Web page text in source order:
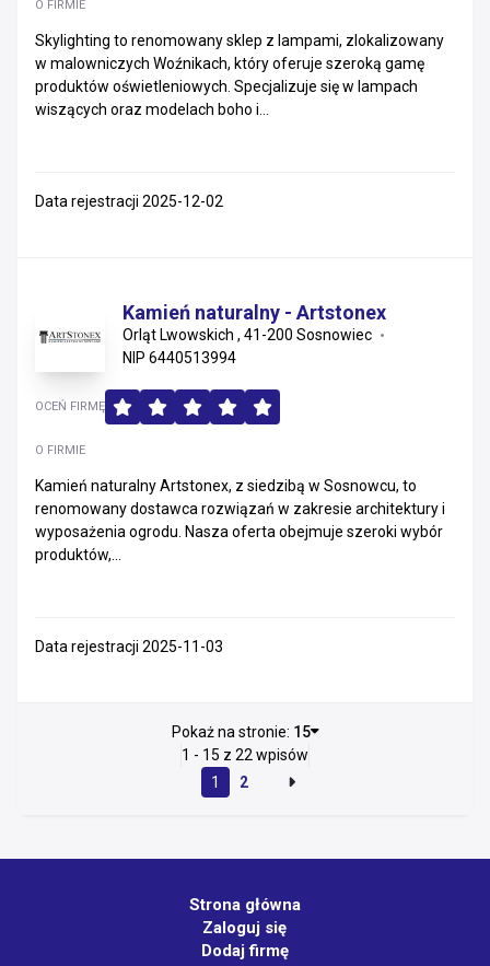
O FIRMIE
Skylighting to renomowany sklep z lampami, zlokalizowany
w malowniczych Woźnikach, który oferuje szeroką gamę
produktów oświetleniowych. Specjalizuje się w lampach
wiszących oraz modelach boho i...
Data rejestracji 2025-12-02
Kamień naturalny - Artstonex
Orląt Lwowskich , 41-200 Sosnowiec
NIP 6440513994
O FIRMIE
Kamień naturalny Artstonex, z siedzibą w Sosnowcu, to
renomowany dostawca rozwiązań w zakresie architektury i
wyposażenia ogrodu. Nasza oferta obejmuje szeroki wybór
produktów,...
OCEŃ FIRMĘ
Data rejestracji 2025-11-03
Pokaż na stronie: 15
1 - 15 z 22 wpisów
1
2
Strona główna
Zaloguj się
Dodaj firmę